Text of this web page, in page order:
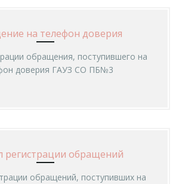
на телефон доверия
обращения, поступившего на
доверия ГАУЗ СО ПБ№3
регистрации обращений
обращений, поступивших на